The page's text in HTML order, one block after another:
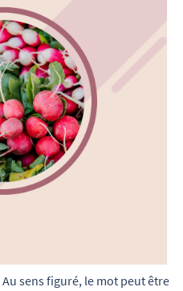
Au sens figuré, le mot peut être